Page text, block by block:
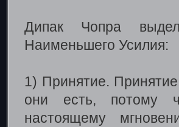
Дипак Чопра
Наименьшего Усилия:
1) Принятие.
они есть, потому
настоящему